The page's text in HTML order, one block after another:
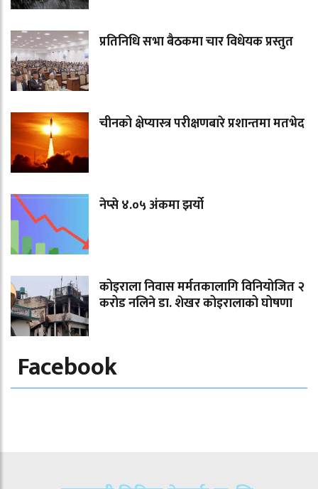
प्रतिनिधि सभा बैठकमा चार विधेयक प्रस्तुत
चीनको क्षेप्यास्त्र परीक्षणबारे प्रशान्तमा मतभेद
नेप्से ४.०५ अंकमा झर्यो
कोइराला निवास मर्मतकालागि विनियोजित २
करोड नलिने डा. शेखर कोइरालाको घोषणा
Facebook